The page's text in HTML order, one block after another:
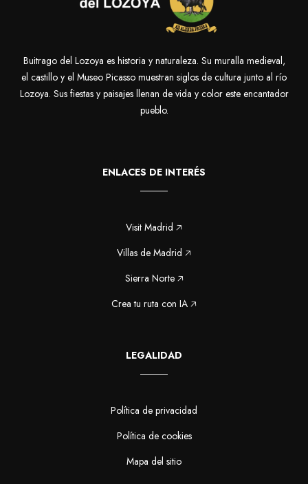
Buitrago del Lozoya es historia y naturaleza. Su muralla medieval,
el castillo y el Museo Picasso muestran siglos de cultura junto al río
Lozoya. Sus fiestas y paisajes llenan de vida y color este encantador
pueblo.
ENLACES DE INTERÉS
Visit Madrid 🡥
Villas de Madrid 🡥
Sierra Norte 🡥
Crea tu ruta con IA 🡥
LEGALIDAD
Política de privacidad
Política de cookies
Mapa del sitio